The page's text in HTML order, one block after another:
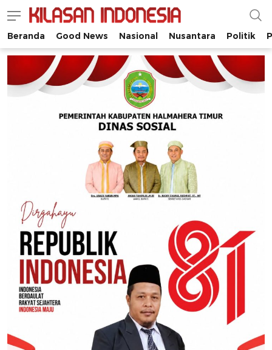
Kilasan Indonesia
Satu-satunya di Indonesia
Beranda Good News Nasional Nusantara Politik